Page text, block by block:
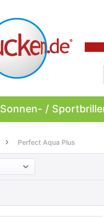
Sonnen- /
Perfect Aqua Plus